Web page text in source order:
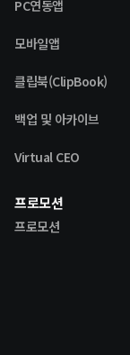
PC연동앱
모바일앱
클립북(ClipBook)
백업 및 아카이브
Virtual CEO
프로모션
프로모션